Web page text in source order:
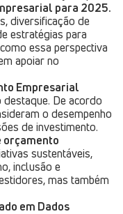
para 2025.
diversificação de
estratégias para
essa perspectiva
apoiar no
Empresarial
De acordo
o desempenho
de investimento.
orçamento
sustentáveis,
inclusão e
mas também
em Dados